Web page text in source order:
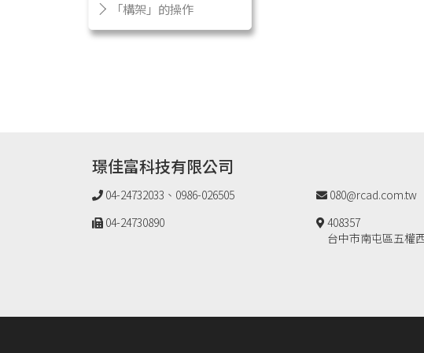
「構架」的操作
璟佳富科技有限公司
04-24732033、0986-026505
04-24730890
080@rcad.com.tw
408357
台中市南屯區五權